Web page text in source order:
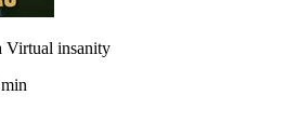
Virtual insanity